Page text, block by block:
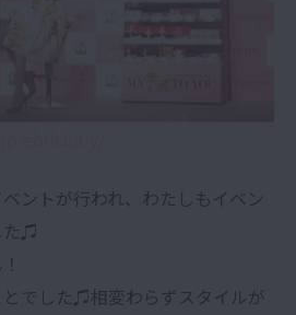
ントが行われ、わたしもイベン
た♫
でした♫相変わらずスタイルが